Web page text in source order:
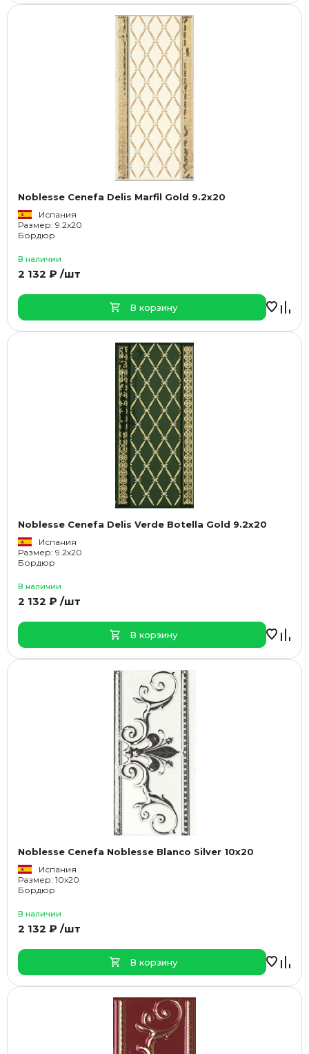
Noblesse Cenefa Delis Marfil Gold 9.2x20
Испания
Размер: 9.2x20
Бордюр
В наличии
2 132 ₽ /шт
В корзину
Noblesse Cenefa Delis Verde Botella Gold 9.2x20
Испания
Размер: 9.2x20
Бордюр
В наличии
2 132 ₽ /шт
В корзину
Noblesse Cenefa Noblesse Blanco Silver 10x20
Испания
Размер: 10x20
Бордюр
В наличии
2 132 ₽ /шт
В корзину